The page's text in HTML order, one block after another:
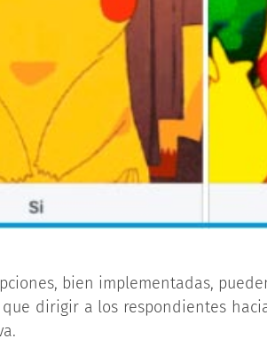
bien implementadas,
dirigir a los respondientes